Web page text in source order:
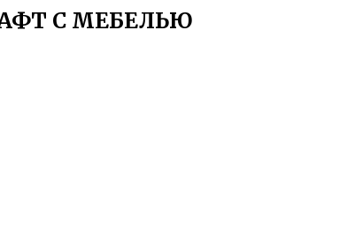
С МЕБЕЛЬЮ